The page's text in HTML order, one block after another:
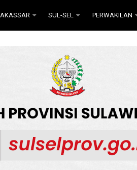
SUL-SEL PERWAKILAN